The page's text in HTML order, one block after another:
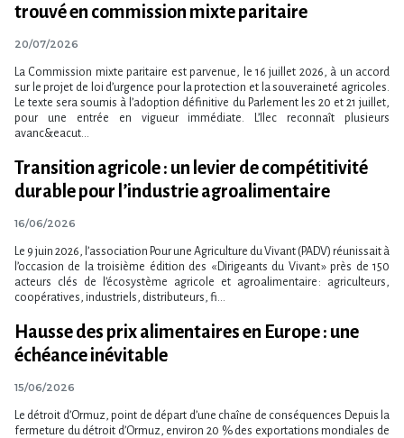
trouvé en commission mixte paritaire
20/07/2026
La Commission mixte paritaire est parvenue, le 16 juillet 2026, à un accord
sur le projet de loi d​‌’urgence pour la protection et la souveraineté agricoles.
Le texte sera soumis à l​‌’adoption définitive du Parlement les 20 et 21 juillet,
pour une entrée en vigueur immédiate. L​‌’Ilec reconnaît plusieurs
avanc&eacut...
Transition agricole : un levier de compétitivité
durable pour l’industrie agroalimentaire
16/06/2026
Le 9 juin 2026, l’association Pour une Agriculture du Vivant (PADV) réunissait à
l’occasion de la troisième édition des « Dirigeants du Vivant » près de 150
acteurs clés de l’écosystème agricole et agroalimentaire : agriculteurs,
coopératives, industriels, distributeurs, fi...
Hausse des prix alimentaires en Europe : une
échéance inévitable
15/06/2026
Le détroit d​‌’Ormuz, point de départ d​‌’une chaîne de conséquences Depuis la
fermeture du détroit d​‌’Ormuz, environ 20 % des exportations mondiales de